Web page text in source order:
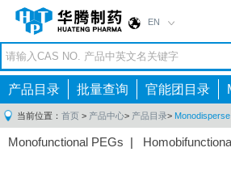
EN
产品目录 批量查询 官能团目录
当前位置： 首页 > 产品中心> 产品目录>
Monofunctional PEGs |